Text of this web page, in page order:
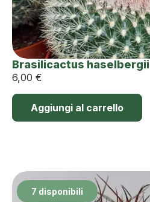
Brasilicactus haselbergii
6,00 €
Aggiungi al carrello
7 disponibili